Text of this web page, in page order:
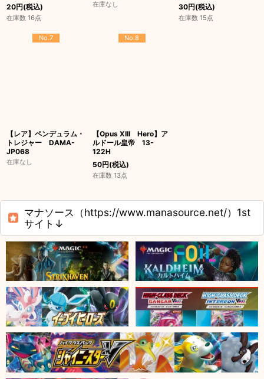
20円(税込)
在庫数 16点
在庫なし
30円(税込)
在庫数 15点
No.7
【レア】ペンデュラム・
トレジャー DAMA-
JP068
在庫なし
No.8
【Opus XIII Hero】ア
ルドール皇帝 13-
122H
50円(税込)
在庫数 13点
マナソース（https://www.manasource.net/）1st
サイト↓